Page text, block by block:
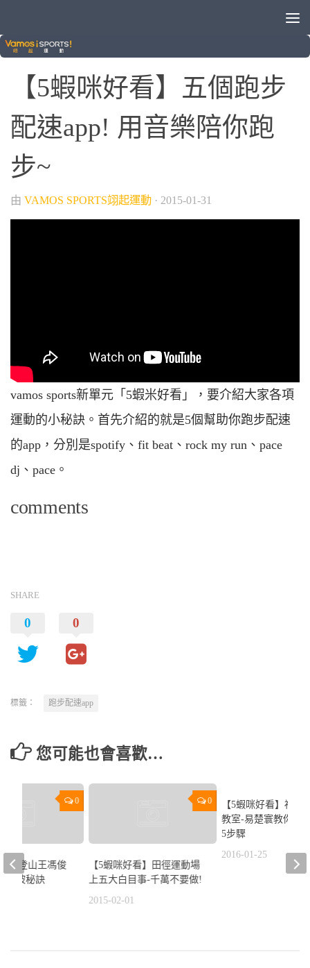
5蝦咪好看
【5蝦咪好看】五個跑步
配速app! 用音樂陪你跑
步~
由 VAMOS SPORTS翊起運動 · 2015-01-31
vamos sports新單元「5蝦米好看」，要介紹大家各項
運動的小秘訣。首先介紹的就是5個­幫助你跑步配速
的app，分別是spotify、fit beat、rock my run、pace
dj、pace。
comments
SHARE
0 0
標籤： 跑步配速app
您可能也會喜歡…
0
【5蝦咪好看】田徑運動場
上五大白目事-千萬不要做!
2015-02-01
【5蝦咪好看】福興
教室-易楚寰教你發
5步驟
2016-01-25
0
】登山王馮俊
爬坡秘訣